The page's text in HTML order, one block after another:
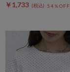
￥1,733 54％OFF